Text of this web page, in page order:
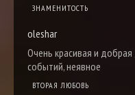
ЗНАМЕНИТОСТЬ
oleshar
Очень красивая и
событий, неявное
ВТОРАЯ ЛЮБОВЬ